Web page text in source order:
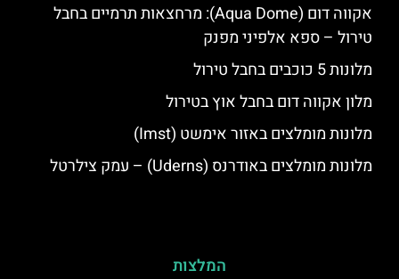
אקווה דום (Aqua Dome): מרחצאות תרמיים בחבל
טירול – ספא אלפיני מפנק
מלונות 5 כוכבים בחבל טירול
מלון אקווה דום בחבל אוץ בטירול
מלונות מומלצים באזור אימשט (Imst)
מלונות מומלצים באודרנס (Uderns) – עמק צילרטל
המלצות